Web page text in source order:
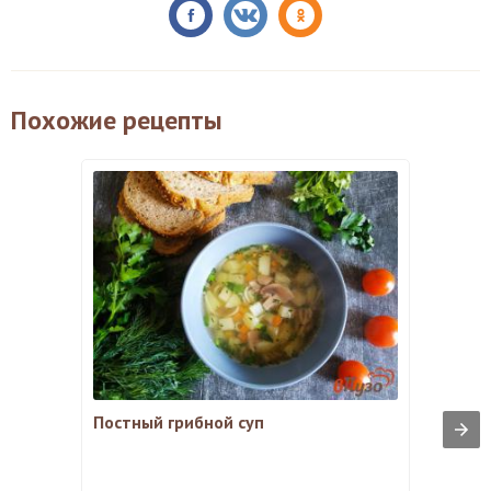
Похожие рецепты
Постный грибной суп